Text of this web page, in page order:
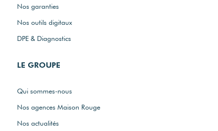
Nos garanties
Nos outils digitaux
DPE & Diagnostics
LE GROUPE
Qui sommes-nous
Nos agences Maison Rouge
Nos actualités